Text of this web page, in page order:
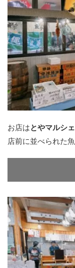
お店はとやマルシ
店前に並べられた